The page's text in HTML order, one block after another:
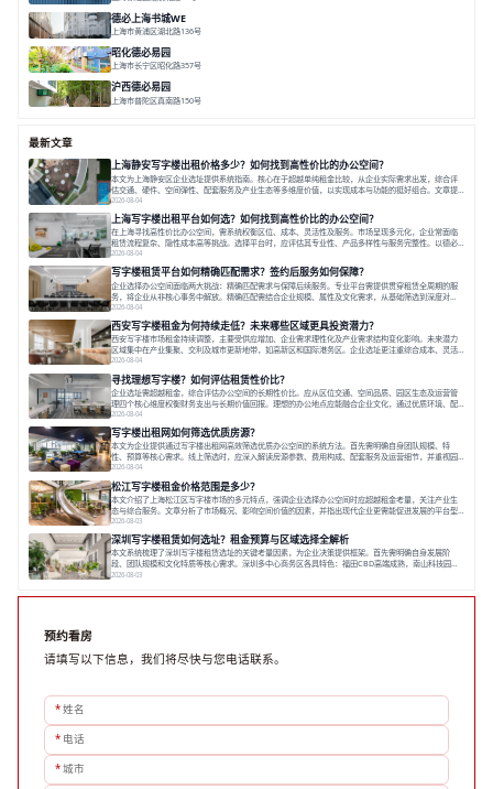
德必上海书城WE
上海市黄浦区湖北路136号
昭化德必易园
上海市长宁区昭化路357号
沪西德必易园
上海市普陀区真南路150号
最新文章
上海静安写字楼出租价格多少？如何找到高性价比的办公空间？
本文为上海静安区企业选址提供系统指南。核心在于超越单纯租金比较，从企业实际需求出发，综合评
估交通、硬件、空间弹性、配套服务及产业生态等多维度价值，以实现成本与功能的挺好组合。文章提
出打破固定工位思维，采用精装灵活空间与共享配套以提升性价比，并通过不同规模企业的实际案例加
以说明。之后指出，专业运营服务商提供的稳定环境、社群活动与产业集聚等增值服务，是很大化空间
价值、助力企业成长的关键。对于许多在
2026-08-04
上海写字楼出租平台如何选？如何找到高性价比的办公空间？
在上海寻找高性价比办公空间，需系统权衡区位、成本、灵活性及服务。市场呈现多元化，企业常面临
租赁流程复杂、隐性成本高等挑战。选择平台时，应评估其专业性、产品多样性与服务完整性。以德必
为例，其提供从空间到生态的解决方案，通过特色园区、灵活产品和丰富配套，满足不同企业需求。企
业应明确自身需求，实地考察，选择能支持长期发展、提升竞争力的办公空间。在上海寻找合适的办公
空间，对于企业行政负责人、中小企业主
2026-08-04
写字楼租赁平台如何精确匹配需求？签约后服务如何保障？
企业选择办公空间面临两大挑战：精确匹配需求与保障后续服务。专业平台需提供贯穿租赁全周期的服
务，将企业从非核心事务中解放。精确匹配需结合企业规模、属性及文化需求，从基础筛选到深度对
接；签约后则需构建覆盖硬件运维、共享配套及专业物业的全周期保障体系。德必集团通过标准化服务
与个性化运营结合，以全国布局和产业生态圈为企业提供稳定支持，体现了从信息撮合到深度服务的能
力转变。在为企业寻找办公空间的过程中，
2026-08-04
西安写字楼租金为何持续走低？未来哪些区域更具投资潜力？
西安写字楼市场租金持续调整，主要受供应增加、企业需求理性化及产业需求结构变化影响。未来潜力
区域集中在产业集聚、交利及城市更新地带，如高新区和国际港务区。企业选址更注重综合成本、灵活
性与员工体验，倾向于提供全包式服务的办公空间。专业运营方通过空间优化与社群服务，助力企业成
长，推动市场向多元化、高性价比方向发展。近年来，西安写字楼市场呈现出租金持续调整的态势，这
一现象引发了的广泛关注。作为西部重要
2026-08-04
寻找理想写字楼？如何评估租赁性价比？
企业选址需超越租金，综合评估办公空间的长期性价比。应从区位交通、空间品质、园区生态及运营管
理四个核心维度权衡财务支出与长期价值回报。理想的办公地点应能融合企业文化，通过优质环境、配
套服务及社群资源赋能业务增长，实现成本与价值的平衡。对于许多正在成长或寻求稳定发展的企业而
言，寻找一处合适的办公空间是一项至关重要的决策。这不仅关系到团队的日常工作效率与协作氛围，
更直接影响着企业的品牌形象、运营成本
2026-08-04
写字楼出租网如何筛选优质房源？
本文为企业提供通过写字楼出租网高效筛选优质办公空间的系统方法。首先需明确自身团队规模、特
性、预算等核心需求。线上筛选时，应深入解读房源参数、费用构成、配套服务及运营细节，并重视园
区产业生态与交通区位价值。同时，需考察运营方的品牌背景与持续服务能力。完成线上初选后，必须
进行线下实地验证，核对空间实景、测试设施、感受园区氛围并确认合同条款，从而做出精确决策。在
数字化时代，写字楼出租网已成为企业寻找
2026-08-04
松江写字楼租金价格范围是多少？
本文介绍了上海松江区写字楼市场的多元特点，强调企业选择办公空间时应超越租金考量，关注产业生
态与综合服务。文章分析了市场概况、影响空间价值的因素，并指出现代企业更需能促进发展的平台型
空间。之后，以德必集团为例，说明运营方如何通过构建服务生态助力企业成长，建议企业系统评估需
求与长期价值，选择匹配的发展载体。对于许多寻求在上海松江区设立或扩展办公空间的企业而言，了
解该区域的写字楼市场概况是决策的首先
2026-08-03
深圳写字楼租赁如何选址？租金预算与区域选择全解析
本文系统梳理了深圳写字楼租赁选址的关键考量因素，为企业决策提供框架。首先需明确自身发展阶
段、团队规模和文化特质等核心需求。深圳多中心商务区各具特色：福田CBD高端成熟，南山科技园创
新活力强，前海具政策优势。除传统写字楼外，创意产业园注重生态与社群，适合文创、科技类企业。
款。选址是综合性战略决策，旨在让办公
2026-08-03
预约看房
请填写以下信息，我们将尽快与您电话联系。
*姓名
* 电话
*城市